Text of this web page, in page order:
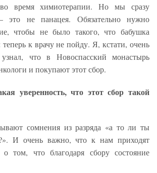
время химиотерапии. Но мы сразу
это не панацея. Обязательно нужно
чтобы не было такого, что бабушка
к врачу не пойду. Я, кстати, очень
узнал, что в Новоспасский монастырь
и покупают этот сбор.
уверенность, что этот сбор такой
сомнения из разряда «а то ли ты
И очень важно, что к нам приходят
том, что благодаря сбору состояние